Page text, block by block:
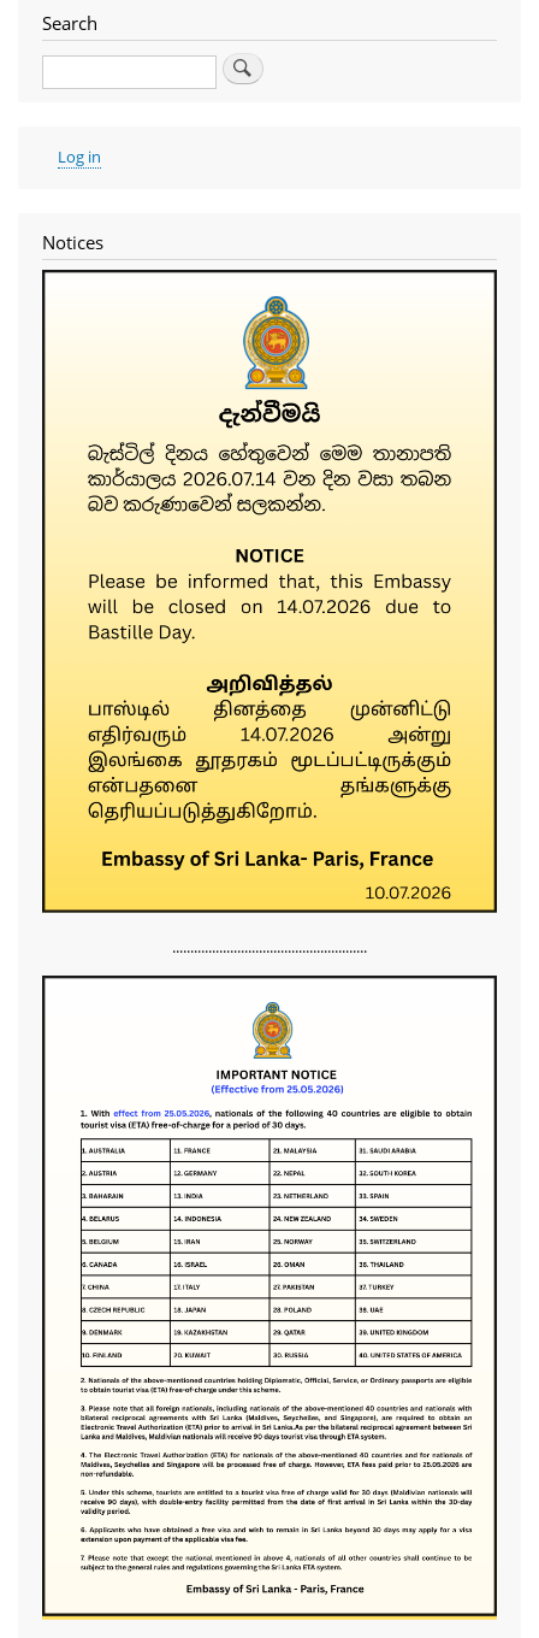
Search
Search
User
account
Log in
Notices
......................................................